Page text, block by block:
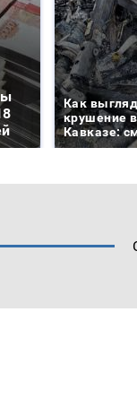
Как
крушение
Кавказе: